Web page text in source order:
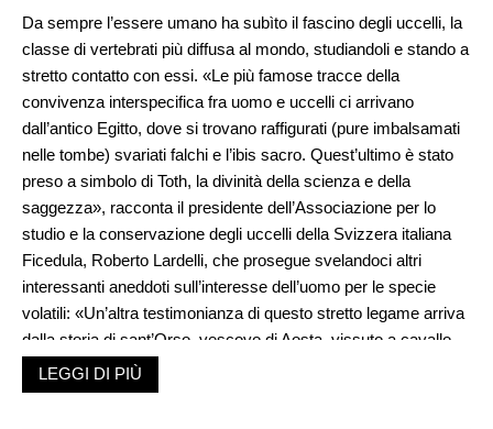
Da sempre l’essere umano ha subìto il fascino degli uccelli, la
classe di vertebrati più diffusa al mondo, studiandoli e stando a
stretto contatto con essi. «Le più famose tracce della
convivenza interspecifica fra uomo e uccelli ci arrivano
dall’antico Egitto, dove si trovano raffigurati (pure imbalsamati
nelle tombe) svariati falchi e l’ibis sacro. Quest’ultimo è stato
preso a simbolo di Toth, la divinità della scienza e della
saggezza», racconta il presidente dell’Associazione per lo
studio e la conservazione degli uccelli della Svizzera italiana
Ficedula, Roberto Lardelli, che prosegue svelandoci altri
interessanti aneddoti sull’interesse dell’uomo per le specie
volatili: «Un’altra testimonianza di questo stretto legame arriva
dalla storia di sant’Orso, vescovo di Aosta, vissuto a cavallo
tra il V e il VI secolo. Uomo di umili origini irlandesi, egli viveva
in modo modesto e la tradizione racconta che utilizzasse per
LEGGI DI PIÙ